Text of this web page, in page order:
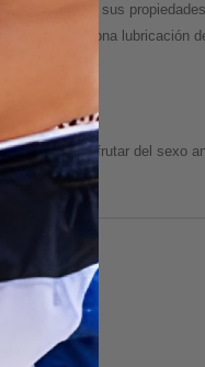
conocido por sus
y proporciona lubricación
permitirá disfrutar del sexo